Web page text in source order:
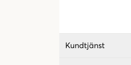
Kundtjänst